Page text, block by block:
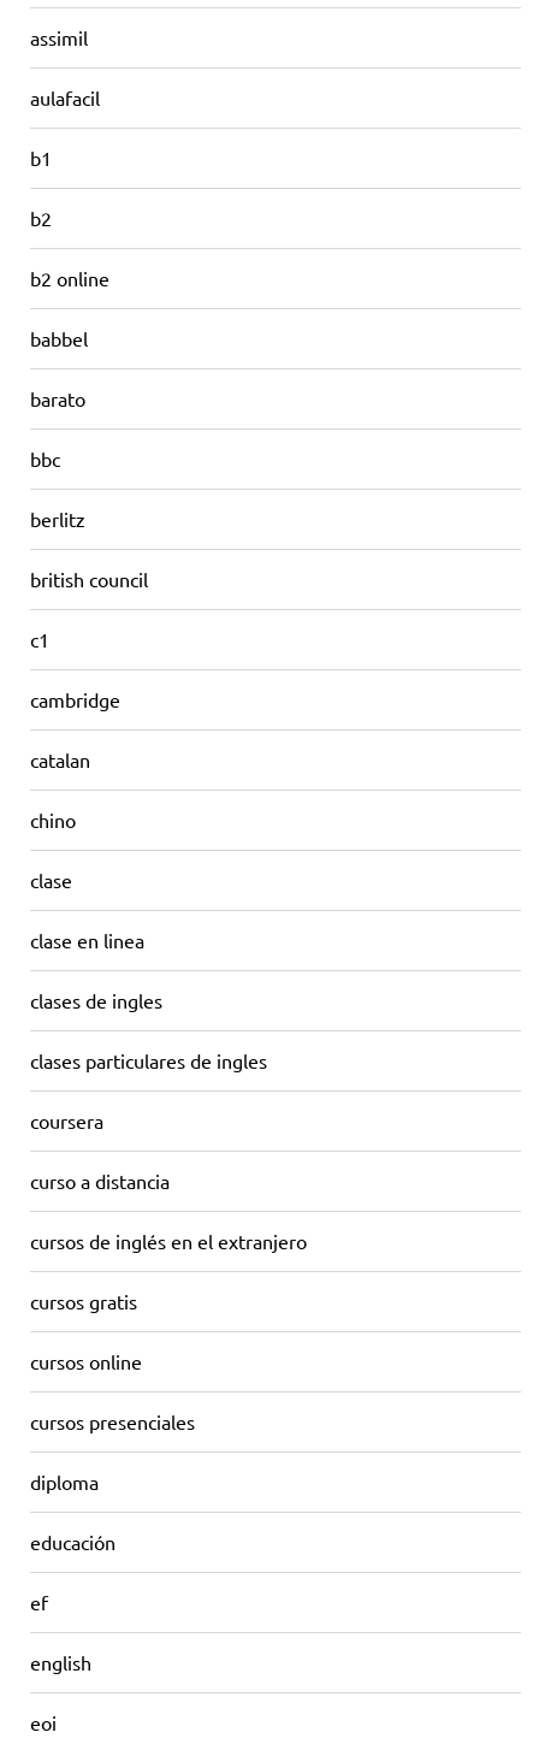
assimil
aulafacil
b1
b2
b2 online
babbel
barato
bbc
berlitz
british council
c1
cambridge
catalan
chino
clase
clase en linea
clases de ingles
clases particulares de ingles
coursera
curso a distancia
cursos de inglés en el extranjero
cursos gratis
cursos online
cursos presenciales
diploma
educación
ef
english
eoi